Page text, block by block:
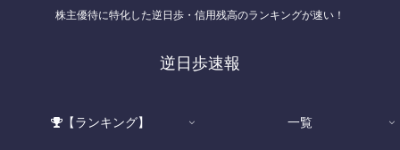
株主優待に特化した逆日歩・信用残高のランキングが速い！
逆日歩速報
【ランキング】 一覧